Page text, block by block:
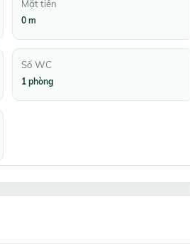
Mặt tiền
0 m
Số WC
1 phòng